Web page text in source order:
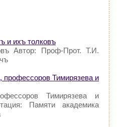
и ихъ толковъ
Автор: Проф-Прот. Т.И.
Тимирязева и
Тимирязева и
Памяти академика